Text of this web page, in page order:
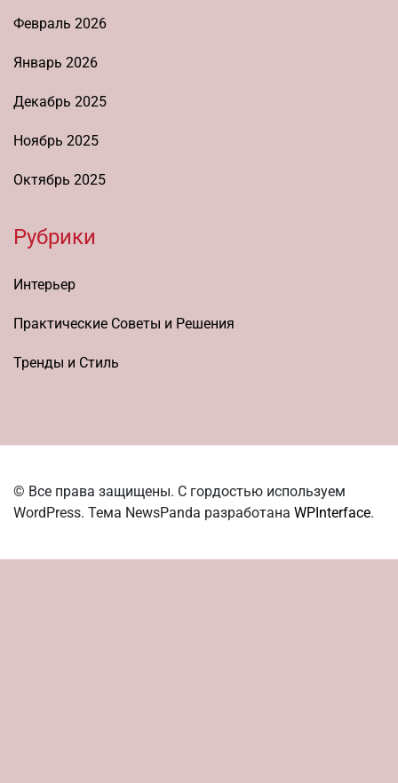
Февраль 2026
Январь 2026
Декабрь 2025
Ноябрь 2025
Октябрь 2025
Рубрики
Интерьер
Практические Советы и Решения
Тренды и Стиль
© Все права защищены. С гордостью используем
WordPress. Тема NewsPanda разработана WPInterface.